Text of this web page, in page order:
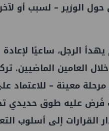
الوزير – لسبب أو
الرجل، ساعيًا لإعادة
العامين الماضيين.
معينة – للاعتماد
فُرض عليه طوق
القرارات إلى أسلوب